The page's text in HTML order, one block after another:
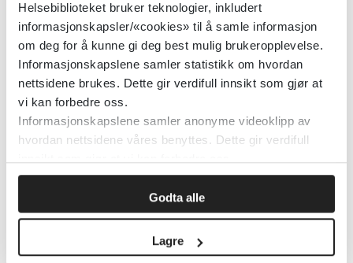
Helsebiblioteket bruker teknologier, inkludert
informasjonskapsler/«cookies» til å samle informasjon
om deg for å kunne gi deg best mulig brukeropplevelse.
Informasjonskapslene samler statistikk om hvordan
nettsidene brukes. Dette gir verdifull innsikt som gjør at
vi kan forbedre oss.
Informasjonskapslene samler anonyme videoklipp av
hvordan nettsidene våres benyttes. Dette gir verdifull
Godta alle
Lagre
Søk på rus i Omsorgsbiblioteket
2019
Detaljer
Søk på psykisk i
Omsorgsbiblioteket
2019